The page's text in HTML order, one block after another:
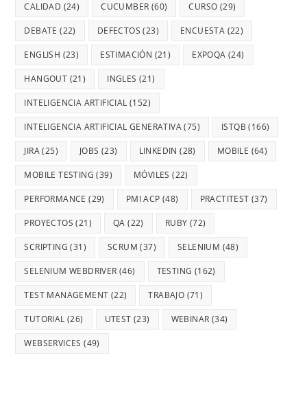
CALIDAD (24) CUCUMBER (60) CURSO (29)
DEBATE (22) DEFECTOS (23) ENCUESTA (22)
ENGLISH (23) ESTIMACIÓN (21) EXPOQA (24)
HANGOUT (21) INGLES (21)
INTELIGENCIA ARTIFICIAL (152)
INTELIGENCIA ARTIFICIAL GENERATIVA(75) ISTQB (166)
JIRA(25) JOBS (23) LINKEDIN (28) MOBILE (64)
MOBILE TESTING (39) MÓVILES (22)
PERFORMANCE (29) PMI ACP (48) PRACTITEST (37)
PROYECTOS (21) QA (22) RUBY (72)
SCRIPTING (31) SCRUM (37) SELENIUM (48)
SELENIUM WEBDRIVER (46) TESTING (162)
TEST MANAGEMENT (22) TRABAJO (71)
TUTORIAL (26) UTEST (23) WEBINAR (34)
WEBSERVICES (49)